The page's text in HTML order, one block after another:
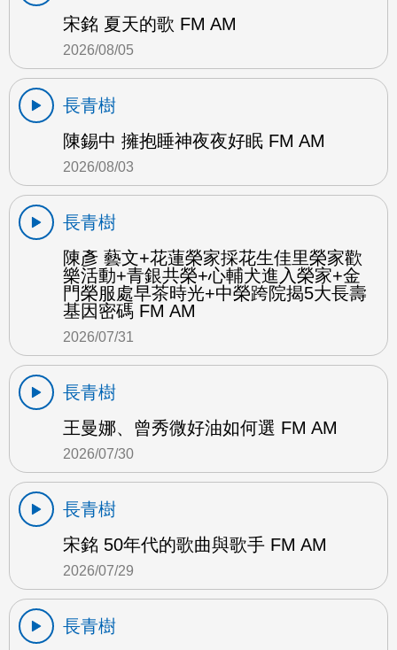
宋銘 夏天的歌 FM AM
2026/08/05
長青樹
陳錫中 擁抱睡神夜夜好眠 FM AM
2026/08/03
長青樹
陳彥 藝文+花蓮榮家採花生佳里榮家歡
樂活動+青銀共榮+心輔犬進入榮家+金
門榮服處早茶時光+中榮跨院揭5大長壽
基因密碼 FM AM
2026/07/31
長青樹
王曼娜、曾秀微好油如何選 FM AM
2026/07/30
長青樹
宋銘 50年代的歌曲與歌手 FM AM
2026/07/29
長青樹